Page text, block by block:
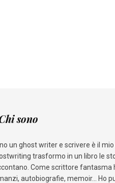
sono
un ghost writer e scrivere è il
trasformo in un libro le
Come scrittore fantasma
autobiografie, memoir... Ho